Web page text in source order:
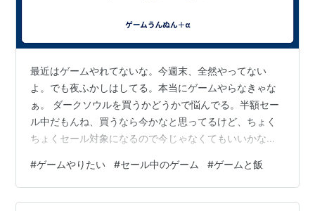
最近はゲームやれてないな。今週末、全然やってない
よ。でも夜ふかしはしてる。本当にゲームやらなきゃな
ぁ。 ダークソウルを買うかどうかで悩んでる。半額セー
ル中だもんね、買うなら今かなと思ってるけど、ちょく
ちょくセール対象になるので今じゃなくてもいいかなと
ればいいだけの話。 今夜は朝までやるかね。なんかも
う、寝たいという感じじゃない。今日しこたま寝たから
な、眠気がない。 飯のことも考えなきゃ。まだ今日ほと
#ゲームやりたい #セール中のゲーム #ゲームと飯